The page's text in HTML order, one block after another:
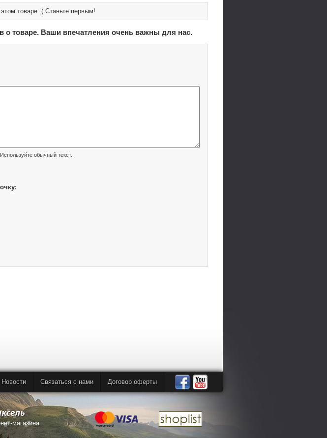
товаре :( Станьте первым!
о товаре. Ваши впечатления очень важны для нас.
обычный текст.
Новости Связаться с нами
Договор оферты
Автомандры
Автомандры
магазина